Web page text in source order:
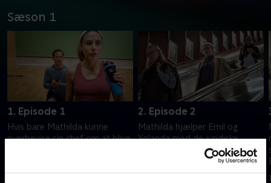
Sæson 1
1. Episode 1
Hvis bare Mathilda kunne
overbevise sin chef om at blive
plads til et ordentligt voksenliv
2. Episode 2
Mathilda hjælper Emil og
Yolanda med de juridiske
aspekter af skilsmissen og gør
sit bedste for at lukke ned for
sine upassende tanker om